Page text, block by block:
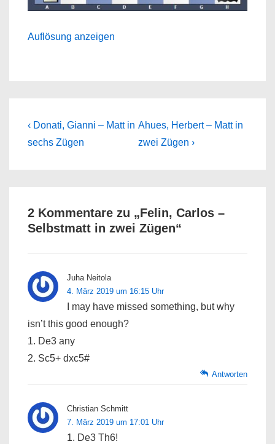
Auflösung anzeigen
Beitragsnavigation
Previous
Post
‹ Donati, Gianni – Matt in
sechs Zügen
Next
Post
Ahues, Herbert – Matt in
zwei Zügen ›
2 Kommentare zu „Felin, Carlos –
Selbstmatt in zwei Zügen“
Juha Neitola
4. März 2019 um 16:15 Uhr
I may have missed something, but why
isn’t this good enough?
1. De3 any
2. Sc5+ dxc5#
Antworten
Christian Schmitt
7. März 2019 um 17:01 Uhr
1. De3 Th6!